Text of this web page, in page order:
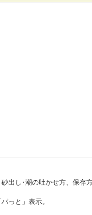
出し･潮の吐かせ方、保存
っと」表示。